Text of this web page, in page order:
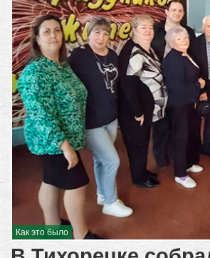
Как это было